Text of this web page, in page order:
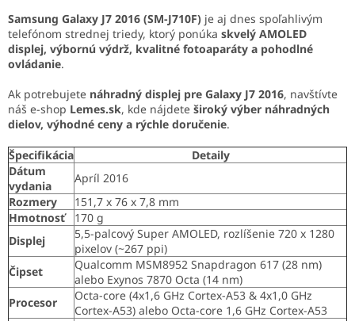
Samsung Galaxy J7 2016 (SM-J710F) je aj dnes spoľahlivým
telefónom strednej triedy, ktorý ponúka skvelý AMOLED
displej, výbornú výdrž, kvalitné fotoaparáty a pohodlné
ovládanie.
Ak potrebujete náhradný displej pre Galaxy J7 2016, navštívte
náš e-shop Lemes.sk, kde nájdete široký výber náhradných
dielov, výhodné ceny a rýchle doručenie.
Špecifikácia
Detaily
Dátum
vydania
Apríl 2016
Rozmery
151,7 x 76 x 7,8 mm
Hmotnosť
170 g
Displej
5,5-palcový Super AMOLED, rozlíšenie 720 x 1280
pixelov (~267 ppi)
Čipset
Qualcomm MSM8952 Snapdragon 617 (28 nm)
alebo Exynos 7870 Octa (14 nm)
Procesor
Octa-core (4x1,6 GHz Cortex-A53 & 4x1,0 GHz
Cortex-A53) alebo Octa-core 1,6 GHz Cortex-A53